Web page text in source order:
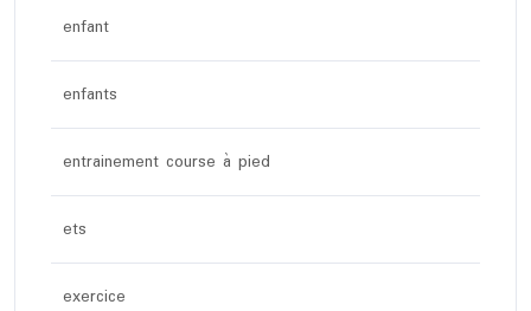
enfant
enfants
entrainement course à pied
ets
exercice